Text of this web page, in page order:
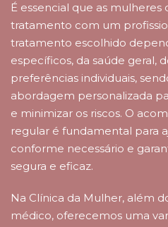
É essencial que as mulheres
tratamento com um
tratamento escolhido
específicos, da saúde geral,
preferências individuais,
abordagem personalizada
e minimizar os riscos. O
regular é fundamental para
conforme necessário e
segura e eficaz.
Na Clínica da Mulher, além
médico, oferecemos uma